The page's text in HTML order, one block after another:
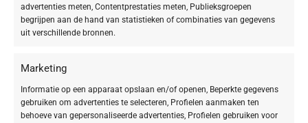
advertenties meten, Contentprestaties meten, Publieksgroepen
begrijpen aan de hand van statistieken of combinaties van gegevens
uit verschillende bronnen.
Marketing
Informatie op een apparaat opslaan en/of openen, Beperkte gegevens
gebruiken om advertenties te selecteren, Profielen aanmaken ten
behoeve van gepersonaliseerde advertenties, Profielen gebruiken voor
VEGAN
Vegan